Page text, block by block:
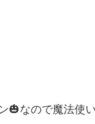
🎃なので魔法使